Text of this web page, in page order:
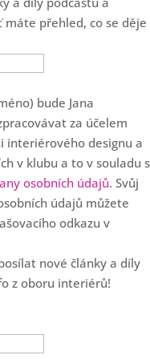
18:00
ji
55:29
přehled, co se děje
bude Jana
za účelem
interiérového designu a
v klubu a to v souladu s
osobních údajů. Svůj
údajů můžete
odkazu v
posílat nové články a díly
z oboru interiérů!